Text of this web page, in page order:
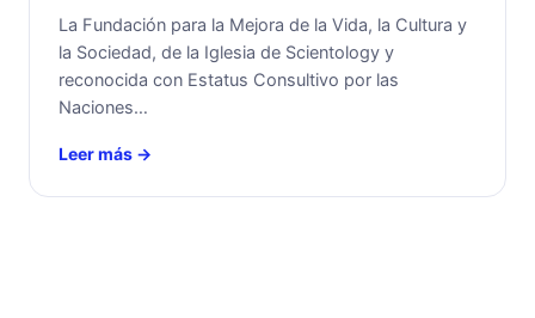
La Fundación para la Mejora de la Vida, la Cultura y
la Sociedad, de la Iglesia de Scientology y
reconocida con Estatus Consultivo por las
Naciones…
Leer más →